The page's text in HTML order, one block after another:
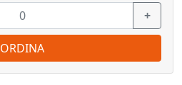
+
ORDINA